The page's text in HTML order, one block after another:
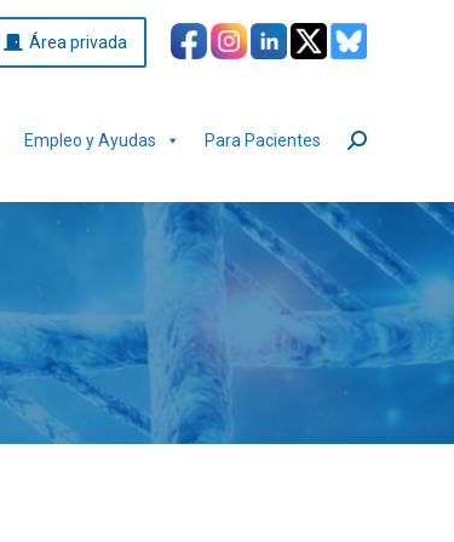
Área privada
Empleo y Ayudas Para Pacientes Buscar: